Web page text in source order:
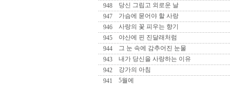
948
당신 그립고 외로운 날
947
가슴에 묻어야 할 사랑
946
사랑의 꽃 피우는 향기
945
야산에 핀 진달래처럼
944
그 눈 속에 감추어진 눈물
943
내가 당신을 사랑하는 이유
942
강가의 아침
941
5월에